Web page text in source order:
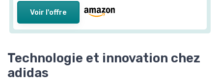
Voir l'offre
Technologie et innovation chez
adidas